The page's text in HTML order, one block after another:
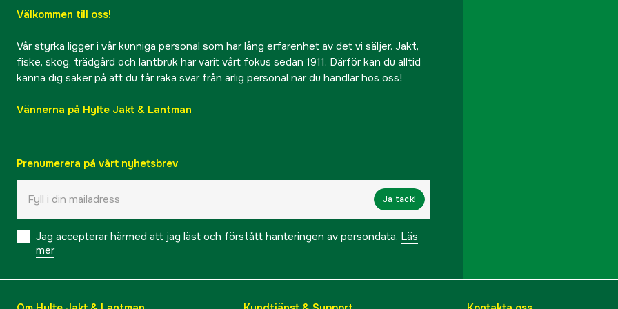
Välkommen till oss!
Vår styrka ligger i vår kunniga personal som har lång erfarenhet av det vi säljer. Jakt,
fiske, skog, trädgård och lantbruk har varit vårt fokus sedan 1911. Därför kan du alltid
känna dig säker på att du får raka svar från ärlig personal när du handlar hos oss!
Vännerna på Hylte Jakt & Lantman
Prenumerera på vårt nyhetsbrev
Ja tack!
Jag accepterar härmed att jag läst och förstått hanteringen av persondata. Läs
mer